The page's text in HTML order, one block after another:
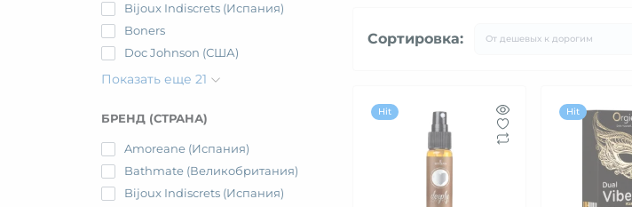
Bijoux Indiscrets (Испания)
Boners
Doc Johnson (США)
Показать еще 21
БРЕНД (СТРАНА)
Amoreane (Испания)
Bathmate (Великобритания)
Bijoux Indiscrets (Испания)
Сортировка:
Hit Hit